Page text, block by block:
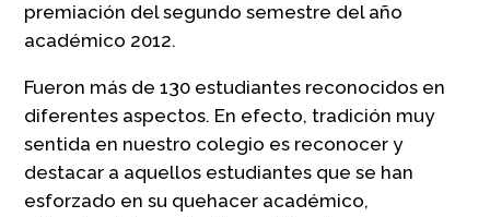
premiación del segundo semestre del año
académico 2012.
Fueron más de 130 estudiantes reconocidos en
diferentes aspectos. En efecto, tradición muy
sentida en nuestro colegio es reconocer y
destacar a aquellos estudiantes que se han
esforzado en su quehacer académico,